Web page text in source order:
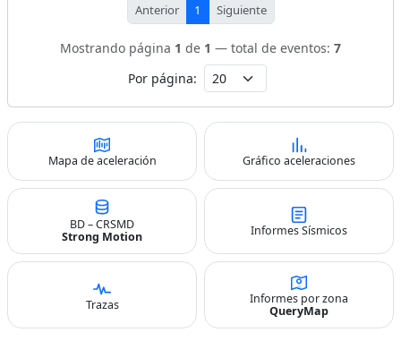
Anterior 1 Siguiente
Mostrando página 1 de 1 — total de eventos: 7
Por página:
Mapa de aceleración Gráfico aceleraciones
BD – CRSMD
Strong Motion
Informes Sísmicos
Trazas
Informes por zona
QueryMap